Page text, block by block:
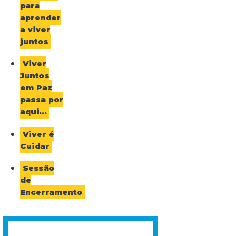
para
aprender
a viver
juntos
Viver
Juntos
em Paz
passa por
aqui…
Viver é
Cuidar
Sessão
de
Encerramento